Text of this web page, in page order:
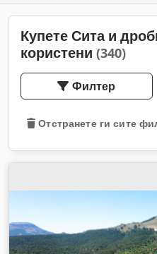
Купете Сита и
користени (340)
Филтер
Отстранете ги сите